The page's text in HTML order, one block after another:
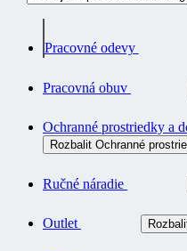
Pracovné odevy
Pracovná obuv
Ochranné prostriedky a
Rozbalit Ochranné
Ručné náradie
Outlet